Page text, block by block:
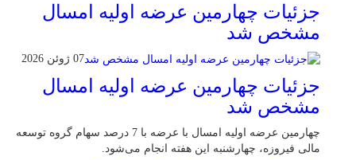
جزئیات چهارمین عرضه اولیه امسال
مشخص شد
07 ژوئن 2026
جزئیات چهارمین عرضه اولیه امسال
مشخص شد
چهارمین عرضه اولیه امسال با عرضه با 7 درصد سهام گروه توسعه
مالی فیروزه، چهارشنبه این هفته انجام می‌شود.